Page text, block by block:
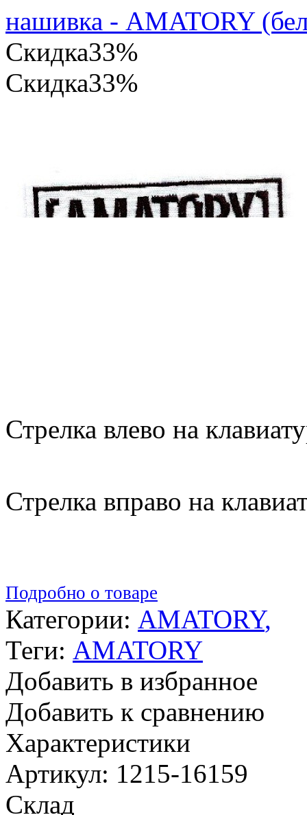
нашивка - AMATORY
Скидка33%
Скидка33%
Стрелка влево на
Стрелка вправо на
Подробно о товаре
Категории: AMATORY,
Теги: AMATORY
Добавить в избранное
Добавить к сравнению
Характеристики
Артикул: 1215-16159
Склад